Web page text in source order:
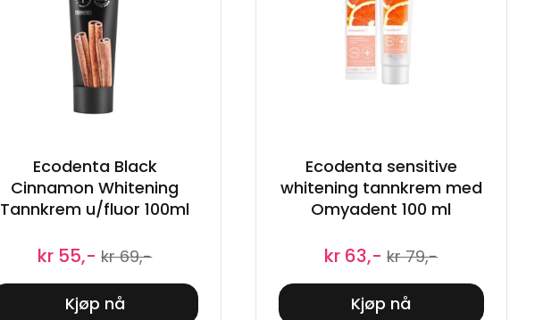
Ecodenta Black
Cinnamon Whitening
Tannkrem u/fluor 100ml
kr 55,- kr 69,-
Kjøp nå
Ecodenta sensitive
whitening tannkrem med
Omyadent 100 ml
kr 63,- kr 79,-
Kjøp nå